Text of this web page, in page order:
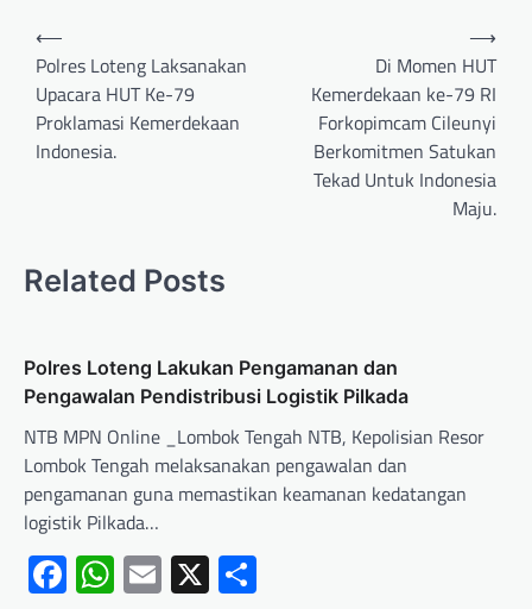
⟵
Polres Loteng Laksanakan
Upacara HUT Ke-79
Proklamasi Kemerdekaan
Indonesia.
Di Momen HUT
Kemerdekaan ke-79 RI
Forkopimcam Cileunyi
Berkomitmen Satukan
Tekad Untuk Indonesia
Maju.
⟶
Related Posts
Polres Loteng Lakukan Pengamanan dan
Pengawalan Pendistribusi Logistik Pilkada
NTB MPN Online _Lombok Tengah NTB, Kepolisian Resor
Lombok Tengah melaksanakan pengawalan dan
pengamanan guna memastikan keamanan kedatangan
logistik Pilkada…
Facebook
WhatsApp
Email
X